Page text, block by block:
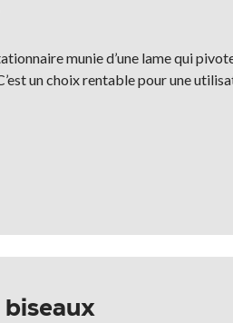
munie d’une lame qui
un choix rentable pour une
biseaux